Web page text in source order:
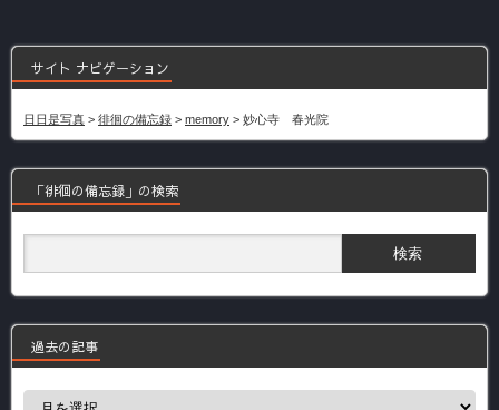
サイト ナビゲーション
日日是写真 > 徘徊の備忘録 > memory > 妙心寺 春光院
「徘徊の備忘録」の検索
過去の記事